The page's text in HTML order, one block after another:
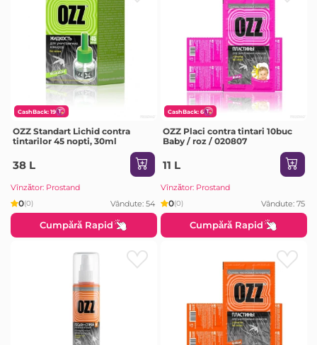
CashBack: 19
OZZ Standart Lichid contra
tintarilor 45 nopti, 30ml
38 L
Vînzător: Prostand
0(0) Vândute: 54
Cumpără Rapid
CashBack: 6
OZZ Placi contra tintari 10buc
Baby / roz / 020807
11 L
Vînzător: Prostand
0(0) Vândute: 75
Cumpără Rapid